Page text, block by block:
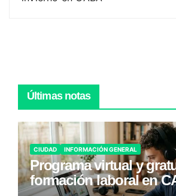
Últimas notas
CIUDAD INFORMACIÓN GENERAL
Programa virtual y
formación laboral en